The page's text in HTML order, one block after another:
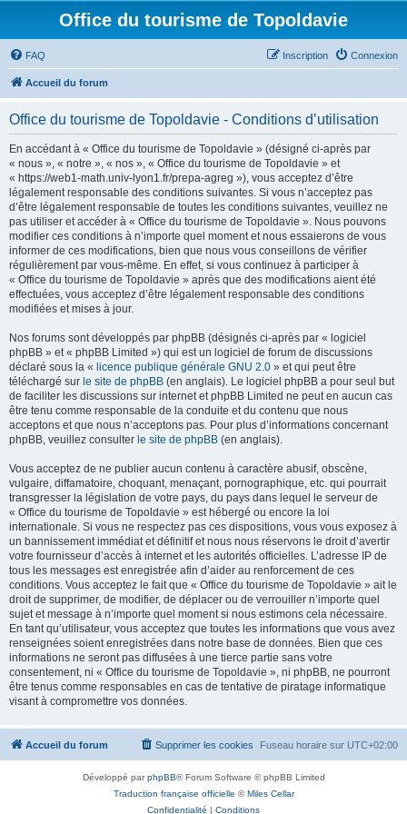
Office du tourisme de Topoldavie
FAQ Connexion
Inscription
Accueil du forum
Office du tourisme de Topoldavie - Conditions d’utilisation
En accédant à « Office du tourisme de Topoldavie » (désigné ci-après par
« nous », « notre », « nos », « Office du tourisme de Topoldavie » et
« https://web1-math.univ-lyon1.fr/prepa-agreg »), vous acceptez d’être
légalement responsable des conditions suivantes. Si vous n’acceptez pas
d’être légalement responsable de toutes les conditions suivantes, veuillez ne
pas utiliser et accéder à « Office du tourisme de Topoldavie ». Nous pouvons
modifier ces conditions à n’importe quel moment et nous essaierons de vous
informer de ces modifications, bien que nous vous conseillons de vérifier
régulièrement par vous-même. En effet, si vous continuez à participer à
« Office du tourisme de Topoldavie » après que des modifications aient été
effectuées, vous acceptez d’être légalement responsable des conditions
modifiées et mises à jour.
Nos forums sont développés par phpBB (désignés ci-après par « logiciel
phpBB » et « phpBB Limited ») qui est un logiciel de forum de discussions
déclaré sous la « licence publique générale GNU 2.0 » et qui peut être
téléchargé sur le site de phpBB (en anglais). Le logiciel phpBB a pour seul but
de faciliter les discussions sur internet et phpBB Limited ne peut en aucun cas
être tenu comme responsable de la conduite et du contenu que nous
acceptons et que nous n’acceptons pas. Pour plus d’informations concernant
phpBB, veuillez consulter le site de phpBB (en anglais).
Vous acceptez de ne publier aucun contenu à caractère abusif, obscène,
vulgaire, diffamatoire, choquant, menaçant, pornographique, etc. qui pourrait
transgresser la législation de votre pays, du pays dans lequel le serveur de
« Office du tourisme de Topoldavie » est hébergé ou encore la loi
internationale. Si vous ne respectez pas ces dispositions, vous vous exposez à
un bannissement immédiat et définitif et nous nous réservons le droit d’avertir
votre fournisseur d’accès à internet et les autorités officielles. L’adresse IP de
tous les messages est enregistrée afin d’aider au renforcement de ces
conditions. Vous acceptez le fait que « Office du tourisme de Topoldavie » ait le
droit de supprimer, de modifier, de déplacer ou de verrouiller n’importe quel
sujet et message à n’importe quel moment si nous estimons cela nécessaire.
En tant qu’utilisateur, vous acceptez que toutes les informations que vous avez
renseignées soient enregistrées dans notre base de données. Bien que ces
informations ne seront pas diffusées à une tierce partie sans votre
consentement, ni « Office du tourisme de Topoldavie », ni phpBB, ne pourront
être tenus comme responsables en cas de tentative de piratage informatique
visant à compromettre vos données.
Accueil du forum Fuseau horaire sur UTC+02:00
Supprimer les cookies
Développé parphpBB® Forum Software © phpBB Limited
Traduction française officielle ©Miles Cellar
Confidentialité | Conditions